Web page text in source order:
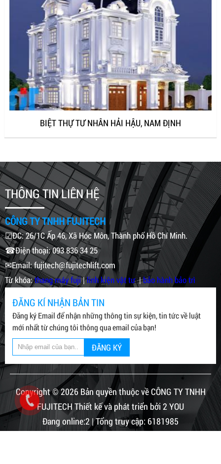
BIỆT THỰ TƯ NHÂN HẢI HẬU, NAM ĐỊNH
THÔNG TIN LIÊN HỆ
CÔNG TY TNHH FUJITECH
☑ĐC: 26/1C Ấp 46, Xã Hóc Môn, Thành phố Hồ Chí Minh.
☎Điện thoại: 093 836 34 25
✉Email: fujitech@fujitechlift.com
Từ khóa:thang máy fuji|linh kiện vật tư|bảo hành bảo trì
ĐĂNG KÍ NHẬN BẢN TIN
Đăng ký Email để nhận những thông tin sự kiện, tin tức về luật
mới nhất từ chúng tôi thông qua email của bạn!
ĐĂNG KÝ
Copyright © 2026 Bản quyền thuộc về CÔNG TY TNHH
FUJITECH Thiết kế và phát triển bởi 2 YOU
Đang online:2 | Tổng truy cập: 6181985